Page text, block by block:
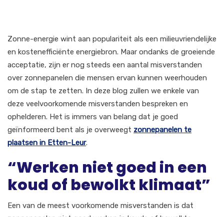
Zonne-energie wint aan populariteit als een milieuvriendelijke
en kostenefficiënte energiebron. Maar ondanks de groeiende
acceptatie, zijn er nog steeds een aantal misverstanden
over zonnepanelen die mensen ervan kunnen weerhouden
om de stap te zetten. In deze blog zullen we enkele van
deze veelvoorkomende misverstanden bespreken en
ophelderen. Het is immers van belang dat je goed
geïnformeerd bent als je overweegt zonnepanelen te
plaatsen in Etten-Leur.
“Werken niet goed in een
koud of bewolkt klimaat”
Een van de meest voorkomende misverstanden is dat